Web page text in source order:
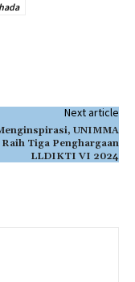
Next article
UNIMMA
Raih Tiga Penghargaan
LLDIKTI VI 2024